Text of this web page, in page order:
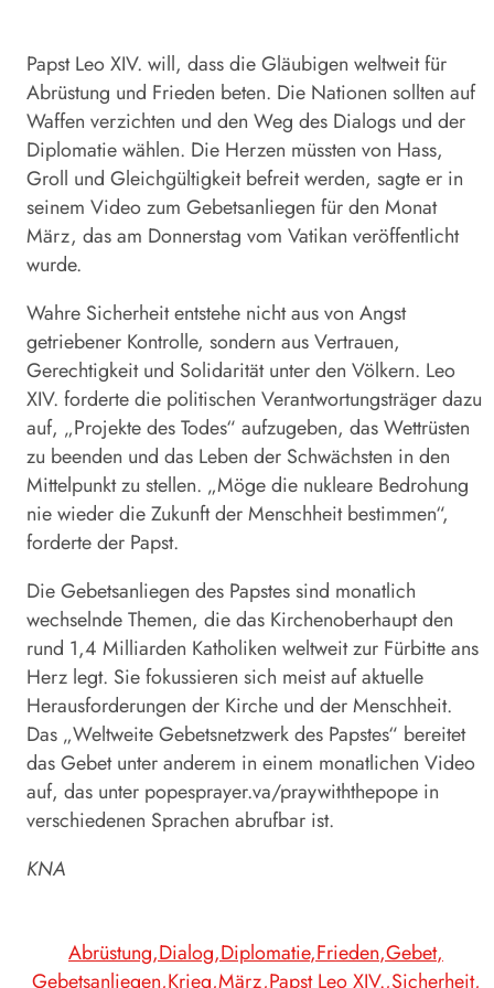
PapstLeo XIV. will, dass die Gläubigen weltweit für
Abrüstung und Frieden beten. Die Nationen sollten auf
Waffen verzichten und den Weg des Dialogs und der
Diplomatie wählen. Die Herzen müssten von Hass,
Groll und Gleichgültigkeit befreit werden, sagte er in
seinem Video zum Gebetsanliegen für den Monat
März, das am Donnerstag vom Vatikan veröffentlicht
wurde.
Wahre Sicherheit entstehe nicht aus von Angst
getriebener Kontrolle, sondern aus Vertrauen,
Gerechtigkeit und Solidarität unter den Völkern. Leo
XIV. forderte die politischen Verantwortungsträger dazu
auf, „Projekte des Todes“ aufzugeben, das Wettrüsten
zu beenden und das Leben der Schwächsten in den
Mittelpunkt zu stellen. „Möge die nukleare Bedrohung
nie wieder die Zukunft der Menschheit bestimmen“,
forderte der Papst.
Die Gebetsanliegen des Papstes sind monatlich
wechselnde Themen, die das Kirchenoberhaupt den
rund 1,4 Milliarden Katholiken weltweit zur Fürbitte ans
Herz legt. Sie fokussieren sich meist auf aktuelle
Herausforderungen der Kirche und der Menschheit.
Das „Weltweite Gebetsnetzwerk des Papstes“ bereitet
das Gebet unter anderem in einem monatlichen Video
auf, das unter popesprayer.va/praywiththepope in
verschiedenen Sprachen abrufbar ist.
KNA
Abrüstung Dialog Diplomatie Frieden Gebet
Gebetsanliegen Krieg März Papst Leo XIV. Sicherheit